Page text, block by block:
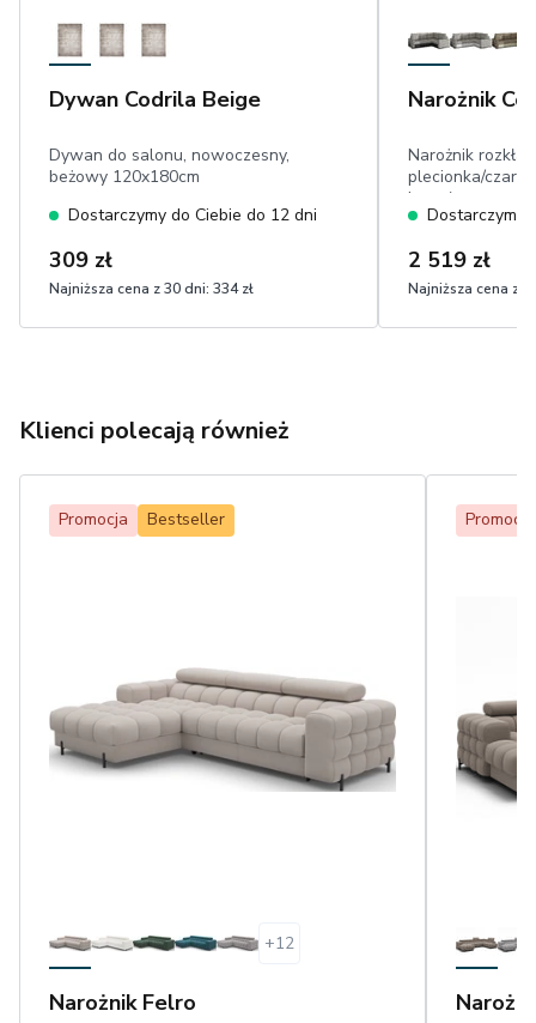
Dywan Codrila Beige
Dywan do salonu, nowoczesny,
beżowy 120x180cm
Dostarczymy do Ciebie do 12 dni
309 zł
Najniższa cena z 30 dni: 334 zł
Narożnik
Narożnik
plecionka/
kształtny
Dostarczymy
2 519 zł
Najniższa cena z
Klienci polecają również
Promocja Bestseller
+12
Narożnik Felro
Promocja